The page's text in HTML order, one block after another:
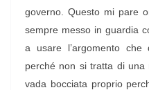
governo. Questo mi pare
sempre messo in guardia
a usare l’argomento che
perché non si tratta di una
vada bocciata proprio